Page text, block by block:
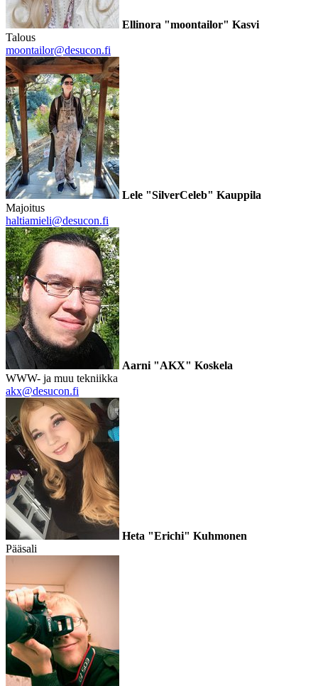
Ellinora "moontailor" Kasvi
Talous
moontailor@desucon.fi
Lele "SilverCeleb" Kauppila
Majoitus
haltiamieli@desucon.fi
Aarni "AKX" Koskela
WWW- ja muu tekniikka
akx@desucon.fi
Heta "Erichi" Kuhmonen
Pääsali